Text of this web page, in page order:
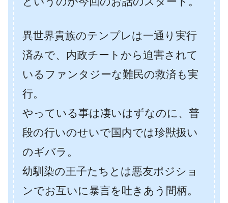
異世界貴族のテンプレは一通り実行
済みで、内政チートから迫害されて
いるファンタジーな難民の救済も実
行。
やっている事は凄いはずなのに、普
段の行いのせいで国内では珍獣扱い
のギバラ。
幼馴染の王子たちとは悪友ポジショ
ンでお互いに暴言を吐きあう間柄。